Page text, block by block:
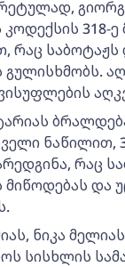
318-
რაც საბოტაჟს
გულისხმობს.
ნაწილით,
რაც
მიწოდებას და
ნიკა
სისხლის